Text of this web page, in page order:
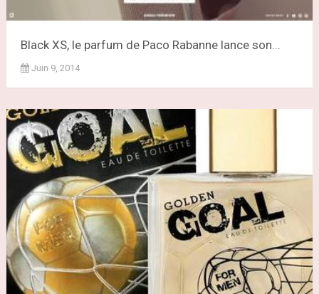
Black XS, le parfum de Paco Rabanne lance son...
Juin 9, 2014